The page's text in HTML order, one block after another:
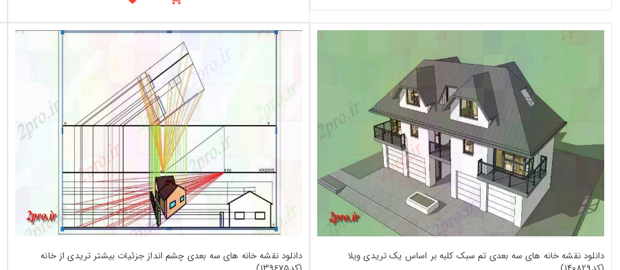
دانلود نقشه خانه های سه بعدی تم سبک کلبه بر اساس یک تریدی ویلا
دانلود نقشه خانه های سه بعدی چشم انداز جزئیات بیشتر تریدی از خانه